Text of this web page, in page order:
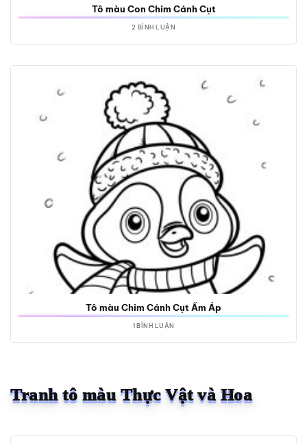
Tô màu Con Chim Cánh Cụt
2 BÌNH LUẬN
Tô màu Chim Cánh Cụt Ấm Áp
1 BÌNH LUẬN
Tranh tô màu Thực Vật và Hoa